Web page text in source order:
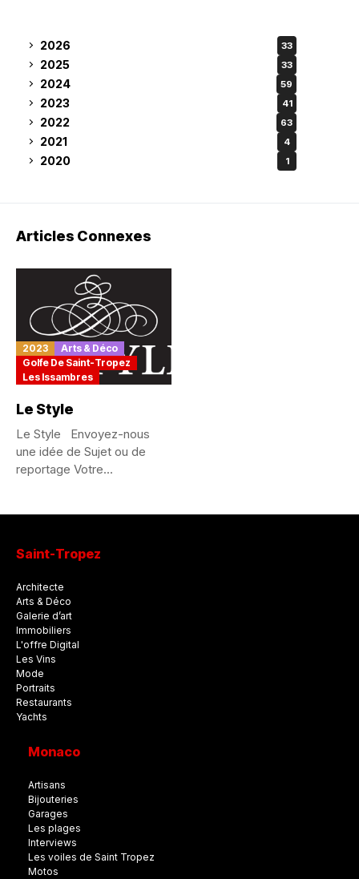
2026 33
2025 33
2024 59
2023 41
2022 63
2021 4
2020 1
Articles Connexes
2023
Arts & Déco
Golfe De Saint-Tropez
Les Issambres
Le Style
Le Style Envoyez-nous
une idée de Sujet ou de
reportage Votre...
Saint-Tropez
Architecte
Arts & Déco
Galerie d’art
Immobiliers
L'offre Digital
Les Vins
Mode
Portraits
Restaurants
Yachts
Monaco
Artisans
Bijouteries
Garages
Les plages
Interviews
Les voiles de Saint Tropez
Motos